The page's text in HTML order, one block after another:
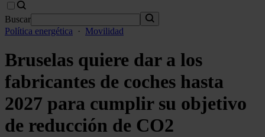
Buscar
Política energética
· Movilidad
Bruselas quiere dar a los
fabricantes de coches hasta
2027 para cumplir su objetivo
de reducción de CO2